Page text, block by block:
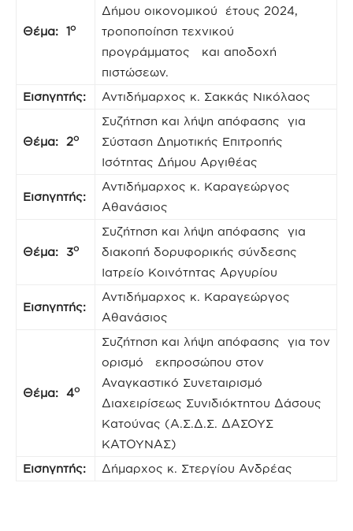
Θέμα: 1ο
Δήμου οικονομικού έτους 2024,
τροποποίηση τεχνικού
προγράμματος και αποδοχή
πιστώσεων.
Εισηγητής:
Αντιδήμαρχος κ. Σακκάς Νικόλαος
Θέμα: 2ο
Συζήτηση και λήψη απόφασης για
Σύσταση Δημοτικής Επιτροπής
Ισότητας Δήμου Αργιθέας
Εισηγητής:
Αντιδήμαρχος κ. Καραγεώργος
Αθανάσιος
Θέμα: 3ο
Συζήτηση και λήψη απόφασης για
διακοπή δορυφορικής σύνδεσης
Ιατρείο Κοινότητας Αργυρίου
Εισηγητής:
Αντιδήμαρχος κ. Καραγεώργος
Αθανάσιος
Θέμα: 4ο
Συζήτηση και λήψη απόφασης για τον
ορισμό εκπροσώπου στον
Αναγκαστικό Συνεταιρισμό
Διαχειρίσεως Συνιδιόκτητου Δάσους
Κατούνας (Α.Σ.Δ.Σ. ΔΑΣΟΥΣ
ΚΑΤΟΥΝΑΣ)
Εισηγητής:
Δήμαρχος κ. Στεργίου Ανδρέας